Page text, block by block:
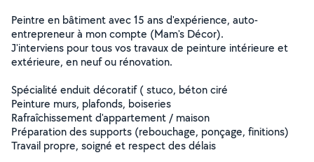
Peintre en bâtiment avec 15 ans d'expérience, auto-
entrepreneur à mon compte (Mam's Décor).
J'interviens pour tous vos travaux de peinture intérieure et
extérieure, en neuf ou rénovation.
Spécialité enduit décoratif ( stuco, béton ciré
Peinture murs, plafonds, boiseries
Rafraîchissement d'appartement / maison
Préparation des supports (rebouchage, ponçage, finitions)
Travail propre, soigné et respect des délais